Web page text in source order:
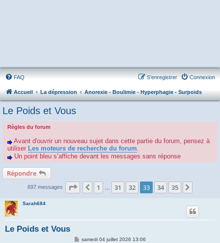
FAQ Connexion
S’enregistrer
Accueil La dépression Anorexie - Boulimie - Hyperphagie - Surpoids
Le Poids et Vous
Règles du forum
Avant d'ouvrir un nouveau sujet dans cette partie du forum, pensez à
utiliser Les moteurs de recherche du forum.
Un point bleu s’affiche devant les messages sans réponse
Répondre
697 messages Page 33 sur 35
Précédente
1 31 32 33 34 35
Sarah684
Le Poids et Vous
Msamedi 04 juillet 2026 13:06